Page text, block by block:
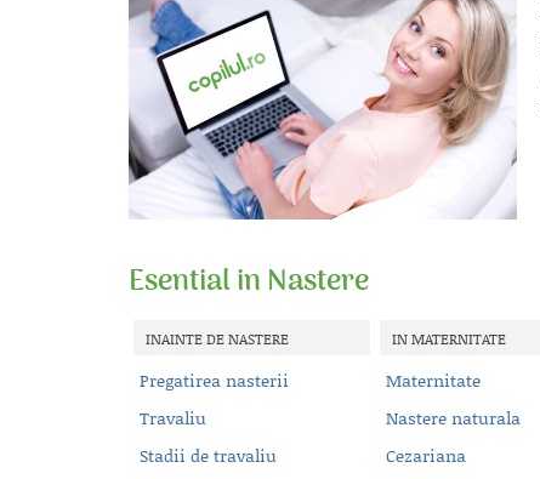
Esential in Nastere
INAINTE DE NASTERE
Pregatirea nasterii
Travaliu
Stadii de travaliu
IN MATERNITATE
Maternitate
Nastere naturala
Cezariana